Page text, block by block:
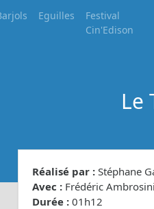
Eguilles
Festival
Cin'Edison
Le
Réalisé par : Stéphane
Avec : Frédéric
Durée : 01h12